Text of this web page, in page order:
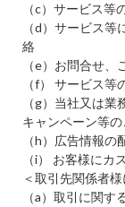
（c）サービス等
（d）サービス
絡
（e）お問合せ
（f） サービス
（g）当社又は業
キャンペーン等の
（h）広告情報の
（i） お客様に
＜取引先関係者
（a）取引に関す